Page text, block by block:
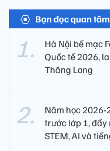
Bạn đọc quan tâm
Hà Nội bế mạc
Quốc tế 2026,
Thăng Long
Năm học
trước lớp 1,
STEM, AI và